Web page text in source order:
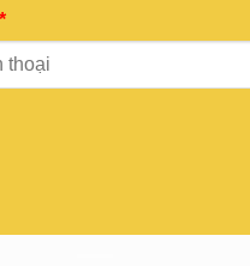
*